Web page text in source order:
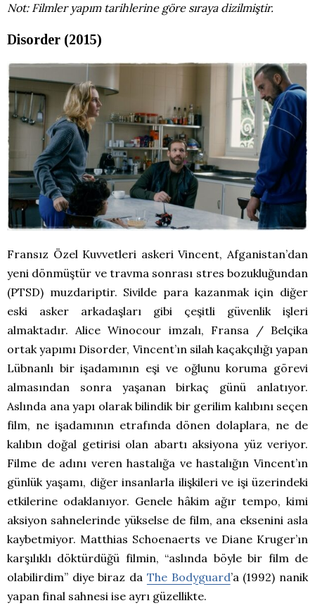
Not: Filmler yapım tarihlerine göre sıraya dizilmiştir.
Disorder (2015)
Fransız Özel Kuvvetleri askeri Vincent, Afganistan’dan
yeni dönmüştür ve travma sonrası stres bozukluğundan
(PTSD) muzdariptir. Sivilde para kazanmak için diğer
eski asker arkadaşları gibi çeşitli güvenlik işleri
almaktadır. Alice Winocour imzalı, Fransa / Belçika
ortak yapımı Disorder, Vincent’ın silah kaçakçılığı yapan
Lübnanlı bir işadamının eşi ve oğlunu koruma görevi
almasından sonra yaşanan birkaç günü anlatıyor.
Aslında ana yapı olarak bilindik bir gerilim kalıbını seçen
film, ne işadamının etrafında dönen dolaplara, ne de
kalıbın doğal getirisi olan abartı aksiyona yüz veriyor.
Filme de adını veren hastalığa ve hastalığın Vincent’ın
günlük yaşamı, diğer insanlarla ilişkileri ve işi üzerindeki
etkilerine odaklanıyor. Genele hâkim ağır tempo, kimi
aksiyon sahnelerinde yükselse de film, ana eksenini asla
kaybetmiyor. Matthias Schoenaerts ve Diane Kruger’ın
karşılıklı döktürdüğü filmin, “aslında böyle bir film de
olabilirdim” diye biraz da The Bodyguard’a (1992) nanik
yapan final sahnesi ise ayrı güzellikte.